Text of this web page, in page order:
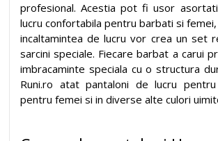
profesional. Acestia pot fi usor
lucru confortabila pentru barbati si
incaltamintea de lucru vor crea un set
sarcini speciale. Fiecare barbat a carui
imbracaminte speciala cu o structura
Runi.ro atat pantaloni de lucru
pentru femei si in diverse alte culori